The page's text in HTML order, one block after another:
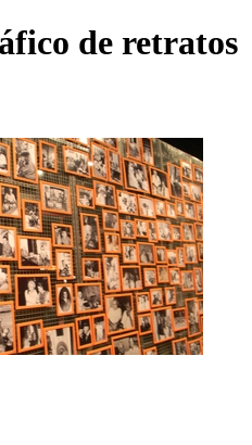
de retratos